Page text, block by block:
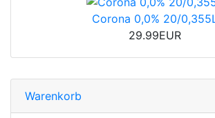
Corona 0,0% 20/
29.99EUR
Warenkorb